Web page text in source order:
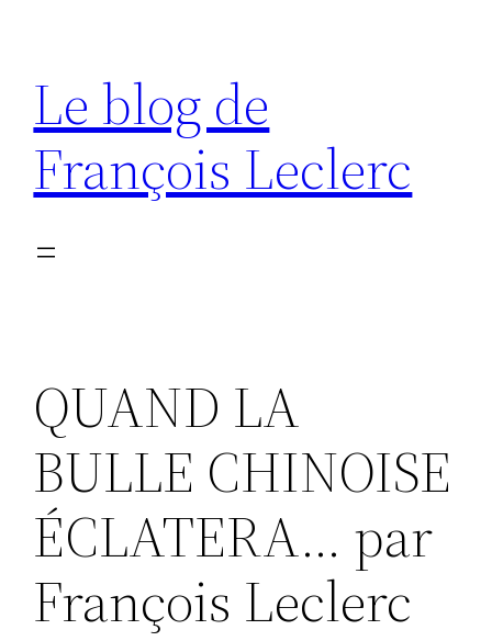
contenu
Le blog de
François Leclerc
QUAND LA
BULLE CHINOISE
ÉCLATERA… par
François Leclerc